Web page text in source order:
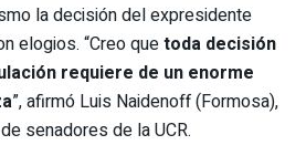
la decisión del expresidente
elogios. “Creo quetoda decisión
requiere de un enorme
”, afirmó Luis Naidenoff (Formosa),
senadores de la UCR.